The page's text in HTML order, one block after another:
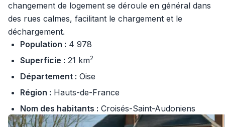
changement de logement se déroule en général dans
des rues calmes, facilitant le chargement et le
déchargement.
Population : 4 978
Superficie : 21 km2
Département : Oise
Région : Hauts-de-France
Nom des habitants : Croisés-Saint-Audoniens